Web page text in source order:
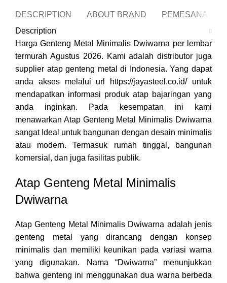
DESCRIPTION ABOUT BRAND
PEMESANAN
Description
Harga Genteng Metal Minimalis Dwiwarna per lembar
termurah Agustus 2026. Kami adalah distributor juga
supplier atap genteng metal di Indonesia. Yang dapat
anda akses melalui url https://jayasteel.co.id/ untuk
mendapatkan informasi produk atap bajaringan yang
anda inginkan. Pada kesempatan ini kami
menawarkan Atap Genteng Metal Minimalis Dwiwarna
sangat Ideal untuk bangunan dengan desain minimalis
atau modern. Termasuk rumah tinggal, bangunan
komersial, dan juga fasilitas publik.
Atap Genteng Metal Minimalis
Dwiwarna
Atap Genteng Metal Minimalis Dwiwarna adalah jenis
genteng metal yang dirancang dengan konsep
minimalis dan memiliki keunikan pada variasi warna
yang digunakan. Nama “Dwiwarna” menunjukkan
bahwa genteng ini menggunakan dua warna berbeda